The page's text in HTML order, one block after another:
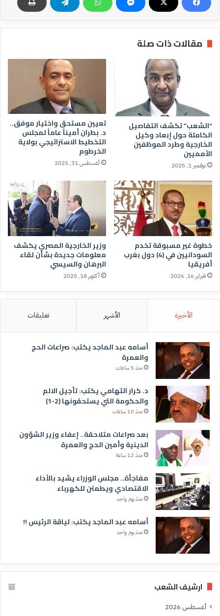
مقالات ذات صلة
“الشعب” تكشف التفاصيل
الكاملة حول إبعاد وكيل
الخارجية وطرد الموظفين
الأمميين
نوفمبر 1, 2025
تعيين مستحق واختيار موفق..
د. بطران أميناً عاماً لمجلس
التخطيط الاستراتيجي بولاية
الخرطوم
أغسطس 31, 2025
خطوة غير مسبوقة تخدم
السودانيين في (4) دول بغرب
أفريقيا
فبراير 16, 2026
وزير الخارجية المصري يكشف
معلومات جديدة بشأن لقاء
البرهان والسيسي
أكتوبر 18, 2025
الأخيرة الأشهر تعليقات
أسامه عبد الماجد يكتب: صراعات الحج
والعمرة
منذ 5 ساعات
د. كرار التهامي يكتب: تأجيل الالم
والحكومة التي يستحقونها (2-1)
منذ 10 ساعات
بعد صراعات متلاحقة.. إعفاء وزير الشؤون
الدينية وأمين الحج والعمرة
منذ 12 ساعة
مفاجأة.. مجلس الوزراء يشيد بالأداء
الاقتصادي ويطمئن للكهرباء
منذ يوم واحد
أسامه عبد الماجد يكتب: لياقة الرئيس !!
منذ يوم واحد
ارشيف الشعب
أغسطس 2026